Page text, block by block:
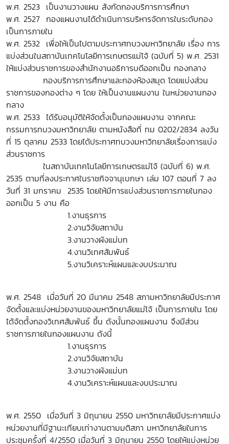
พ.ศ. 2523 เป็นงานวางแผน สังกัดกองบริการการศึกษา
พ.ศ. 2527 กองแผนงานได้ดำเนินการบริหารจัดการในระดับกอง
เป็นการภายใน
พ.ศ. 2532 เพื่อให้เป็นไปตามประกาศทบวงมหาวิทยาลัย เรื่อง การ
แบ่งส่วนในสถาบันเทคโนโลยีการเกษตรแม่โจ้ (ฉบับที่ 5) พ.ศ. 2531
ให้แบ่งส่วนราชการของสำนักงานอธิการบดีออกเป็น กองกลาง
กองบริการการศึกษาและกองห้องสมุด โดยแบ่งส่วน
ราชการของกองต่าง ๆ โดย ให้เป็นงานแผนงาน ในหน่วยงานกอง
กลาง
พ.ศ. 2533 ได้รับอนุมัติให้จัดตั้งเป็นกองแผนงาน จากคณะ
กรรมการทบวงมหาวิทยาลัย ตามหนังสือที่ ทม 0202/2834 ลงวัน
ที่ 15 ตุลาคม 2533 โดยได้ประกาศทบวงมหาวิทยาลัยเรื่องการแบ่ง
ส่วนราชการ
ในสถาบันเทคโนโลยีการเกษตรแม่โจ้ (ฉบับที่ 6) พ.ศ.
2535 ตามที่ลงประกาศในราชกิจจานุเบกษา เล่ม 107 ตอนที่ 7 ลง
วันที่ 31 มกราคม 2535 โดยให้มีการแบ่งส่วนราชการภายในกอง
ออกเป็น 5 งาน คือ
1.งานธุรการ
2.งานวิจัยสถาบัน
3.งานวางผังแม่บท
4.งานวิเทศสัมพันธ์
5.งานวิเคราะห์แผนและงบประมาณ
พ.ศ. 2548 เมื่อวันที่ 20 มีนาคม 2548 สภามหาวิทยาลัยมีประกาศ
จัดตั้งและแบ่งหน่วยงานของมหาวิทยาลัยแม่โจ้ เป็นการภายใน โดย
ได้จัดตั้งกองวิเทศสัมพันธ์ ขึ้น ดังนั้นกองแผนงาน จึงมีส่วน
ราชการภายในกองแผนงาน ดังนี้
1.งานธุรการ
2.งานวิจัยสถาบัน
3.งานวางผังแม่บท
4.งานวิเคราะห์แผนและงบประมาณ
พ.ศ. 2550 เมื่อวันที่ 3 มิถุนายน 2550 มหาวิทยาลัยมีประกาศแบ่ง
หน่วยงานที่มีฐานะเทียบเท่างานตามมติสภา มหาวิทยาลัยในการ
ประชุมครั้งที่ 4/2550 เมื่อวันที่ 3 มิถุนายน 2550 โดยให้แบ่งหน่วย